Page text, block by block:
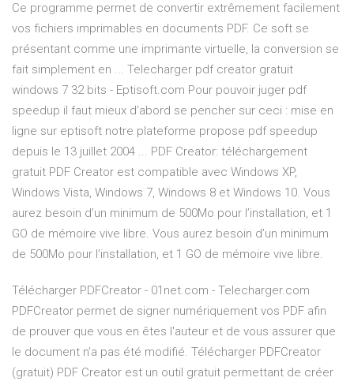
Ce programme permet de convertir extrêmement facilement
vos fichiers imprimables en documents PDF. Ce soft se
présentant comme une imprimante virtuelle, la conversion se
fait simplement en ... Telecharger pdf creator gratuit
windows 7 32 bits - Eptisoft.com Pour pouvoir juger pdf
speedup il faut mieux d’abord se pencher sur ceci : mise en
ligne sur eptisoft notre plateforme propose pdf speedup
depuis le 13 juillet 2004 ... PDF Creator: téléchargement
gratuit PDF Creator est compatible avec Windows XP,
Windows Vista, Windows 7, Windows 8 et Windows 10. Vous
aurez besoin d’un minimum de 500Mo pour l’installation, et 1
GO de mémoire vive libre. Vous aurez besoin d’un minimum
de 500Mo pour l’installation, et 1 GO de mémoire vive libre.
Télécharger PDFCreator - 01net.com - Telecharger.com
PDFCreator permet de signer numériquement vos PDF afin
de prouver que vous en êtes l'auteur et de vous assurer que
le document n'a pas été modifié. Télécharger PDFCreator
(gratuit) PDF Creator est un outil gratuit permettant de créer